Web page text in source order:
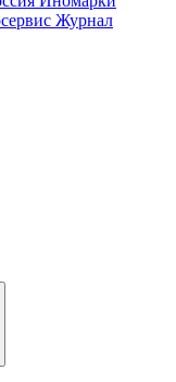
Журнал